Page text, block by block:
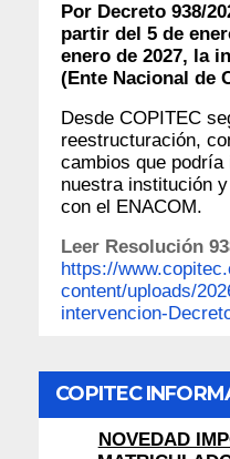
Por Decreto 938/
partir del 5 de
enero de 2027, la
(Ente Nacional de
Desde COPITEC
reestructuración,
cambios que
nuestra institución
con el ENACOM.
Leer Resolución
https://
content/uploads/
intervencion-
COPITEC
NOVEDAD